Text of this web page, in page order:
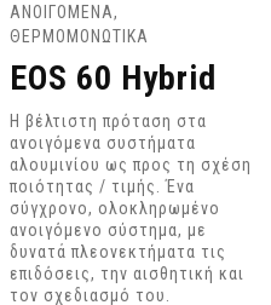
ΑΝΟΙΓΟΜΕΝΑ,
ΘΕΡΜΟΜΟΝΩΤΙΚΑ
EOS 60 Hybrid
Η βέλτιστη πρόταση στα
ανοιγόμενα συστήματα
αλουμινίου ως προς τη σχέση
ποιότητας / τιμής. Ένα
σύγχρονο, ολοκληρωμένο
ανοιγόμενο σύστημα, με
δυνατά πλεονεκτήματα τις
επιδόσεις, την αισθητική και
τον σχεδιασμό του.